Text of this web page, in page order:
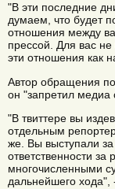
"В эти последние
думаем, что будет
отношения между
прессой. Для вас
эти отношения как
Автор обращения
он "запретил медиа
"В твиттере вы
отдельным
же. Вы выступали
ответственности за
многочисленными
дальнейшего хода",